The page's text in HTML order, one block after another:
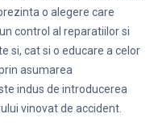
o alegere care
control al reparatiilor si
si, cat si o educare a celor
asumarea
indus de introducerea
vinovat de accident.